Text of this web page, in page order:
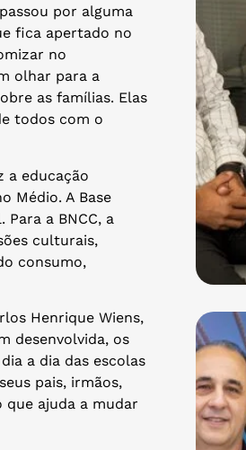
por alguma
fica apertado no
no
olhar para a
as famílias. Elas
todos com o
a educação
Médio. A Base
a BNCC, a
culturais,
consumo,
Henrique Wiens,
desenvolvida, os
a dia das escolas
pais, irmãos,
que ajuda a mudar